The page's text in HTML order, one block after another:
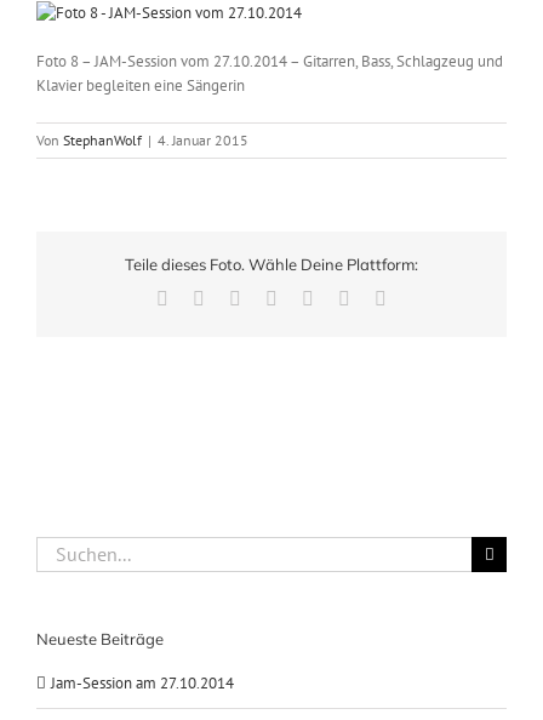
Foto 8 – JAM-Session vom 27.10.2014 – Gitarren, Bass, Schlagzeug und
Klavier begleiten eine Sängerin
Von StephanWolf | 4. Januar 2015
Teile dieses Foto. Wähle Deine Plattform:
Facebook LinkedInWhatsAppPinterest
Xing
Suche
nach:
Neueste Beiträge
Jam-Session am 27.10.2014